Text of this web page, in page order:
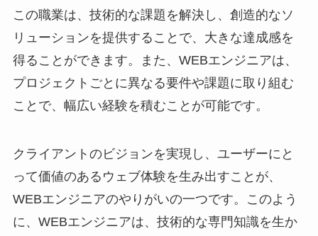
この職業は、技術的な課題を解決し、創造的なソ
リューションを提供することで、大きな達成感を
得ることができます。また、WEBエンジニアは、
プロジェクトごとに異なる要件や課題に取り組む
ことで、幅広い経験を積むことが可能です。
クライアントのビジョンを実現し、ユーザーにと
って価値のあるウェブ体験を生み出すことが、
WEBエンジニアのやりがいの一つです。このよう
に、WEBエンジニアは、技術的な専門知識を生か